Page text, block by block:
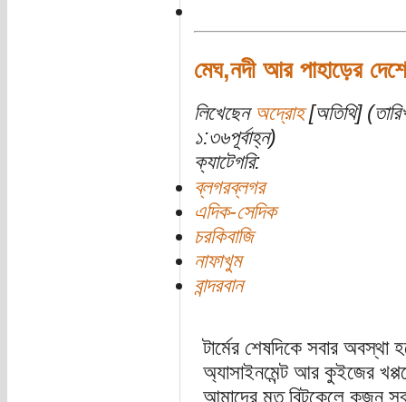
মেঘ,নদী আর পাহাড়ের
লিখেছেন অদ্রোহ[অতিথি]
১:৩৬পূর্বাহ্ন)
ক্যাটেগরি:
ব্লগরব্লগর
এদিক-সেদিক
চরকিবাজি
নাফাখুম
বান্দরবান
টার্মের শেষদিকে সবার
অ্যাসাইনমেন্ট আর কুইজের
আমাদের মত বিটকেলে কজন